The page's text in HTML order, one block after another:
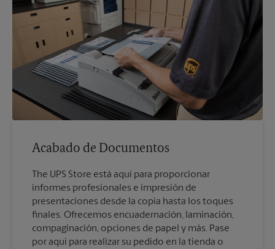
Acabado de Documentos
The UPS Store está aquí para proporcionar
informes profesionales e impresión de
presentaciones desde la copia hasta los toques
finales. Ofrecemos encuadernación, laminación,
compaginación, opciones de papel y más. Pase
por aquí para realizar su pedido en la tienda o